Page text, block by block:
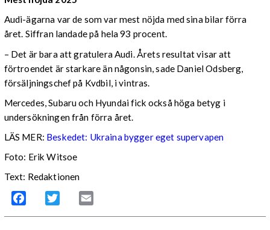
Audi-ägarna var de som var mest nöjda med sina bilar förra
året. Siffran landade på hela 93 procent.
– Det är bara att gratulera Audi. Årets resultat visar att
förtroendet är starkare än någonsin, sade Daniel Odsberg,
försäljningschef på Kvdbil, i vintras.
Mercedes, Subaru och Hyundai fick också höga betyg i
undersökningen från förra året.
LÄS MER: Beskedet: Ukraina bygger eget supervapen
Foto: Erik Witsoe
Text: Redaktionen
Facebook Twitter